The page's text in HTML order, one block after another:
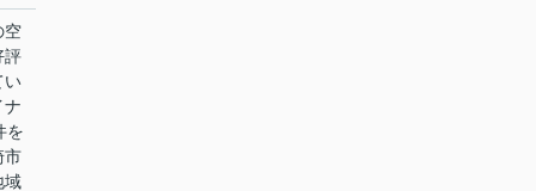
空
評
い
ナ
を
市
域